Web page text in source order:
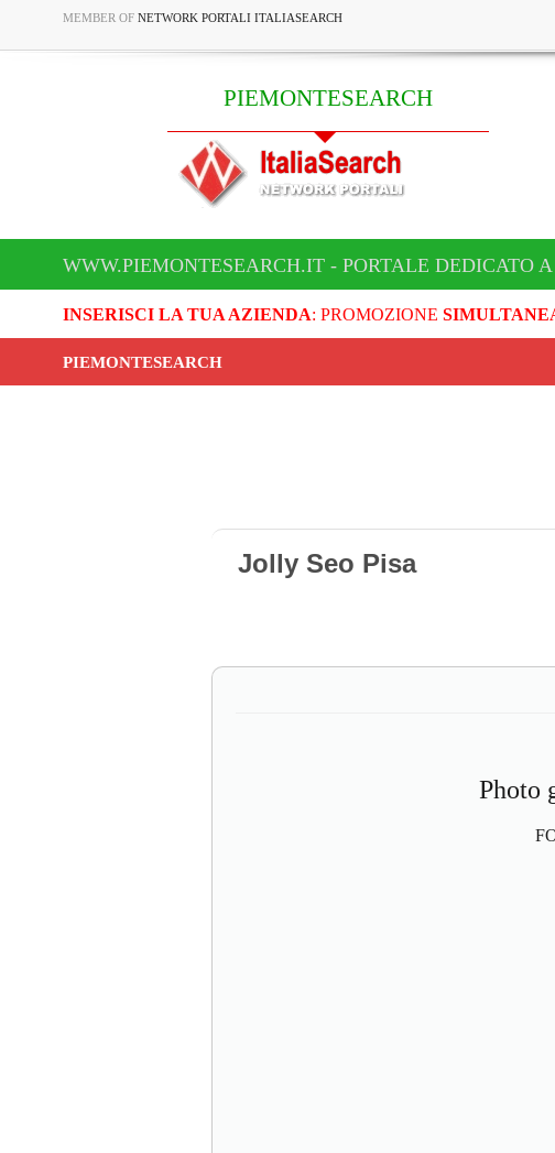
MEMBER OF NETWORK PORTALI ITALIASEARCH
PIEMONTESEARCH
WWW.PIEMONTESEARCH.IT - PORTALE DEDICATO
INSERISCI LA TUA AZIENDA: PROMOZIONE
PIEMONTESEARCH
Jolly Seo Pisa
Photo